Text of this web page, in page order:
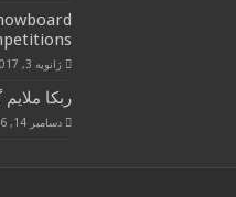
ژانویه 3, 2017
ربکا
دسامبر 14, 2016